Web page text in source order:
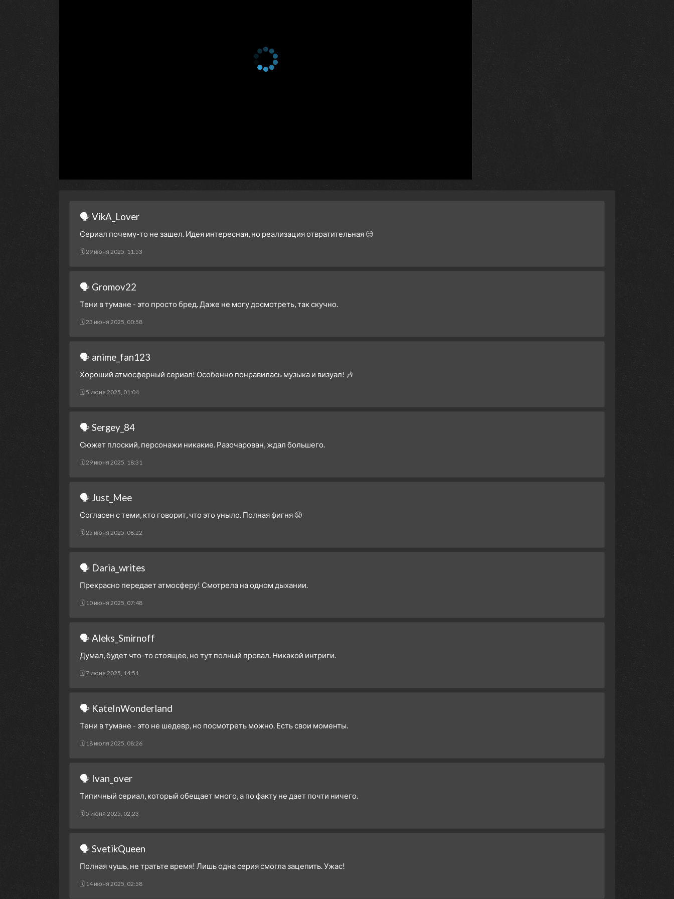
14 марта 2022
1 сезон 9 серия
1 сезон 8 серия
1 сезон 1 серия
Клетка 3 января 2022
🗣 VikA_Lover
Сериал почему-то не зашел. Идея интересная, но реализация отвратительная 😒
🗓 29 июня 2025, 11:53
🗣 Gromov22
Тени в тумане - это просто бред. Даже не могу досмотреть, так скучно.
🗓 23 июня 2025, 00:58
🗣 anime_fan123
Хороший атмосферный сериал! Особенно понравилась музыка и визуал! 🎶
🗓 5 июня 2025, 01:04
🗣 Sergey_84
Сюжет плоский, персонажи никакие. Разочарован, ждал большего.
🗓 29 июня 2025, 18:31
🗣 Just_Mee
Согласен с теми, кто говорит, что это уныло. Полная фигня 😤
🗓 25 июня 2025, 08:22
🗣 Daria_writes
Прекрасно передает атмосферу! Смотрела на одном дыхании.
🗓 10 июня 2025, 07:48
🗣 Aleks_Smirnoff
Думал, будет что-то стоящее, но тут полный провал. Никакой интриги.
🗓 7 июня 2025, 14:51
🗣 KateInWonderland
Тени в тумане - это не шедевр, но посмотреть можно. Есть свои моменты.
🗓 18 июля 2025, 08:26
🗣 Ivan_over
Типичный сериал, который обещает много, а по факту не дает почти ничего.
🗓 5 июня 2025, 02:23
🗣 SvetikQueen
Полная чушь, не тратьте время! Лишь одна серия смогла зацепить. Ужас!
🗓 14 июня 2025, 02:58